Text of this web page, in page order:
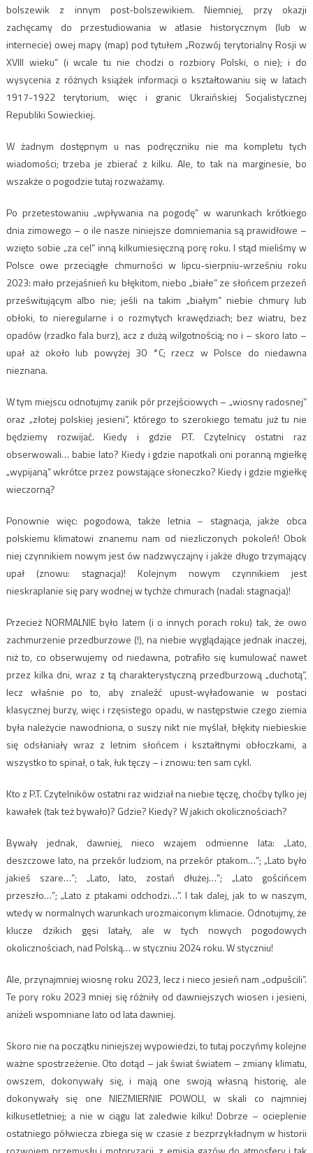
bolszewik z innym post-bolszewikiem. Niemniej, przy okazji
zachęcamy do przestudiowania w atlasie historycznym (lub w
internecie) owej mapy (map) pod tytułem „Rozwój terytorialny Rosji w
XVIII wieku” (i wcale tu nie chodzi o rozbiory Polski, o nie); i do
wysycenia z różnych książek informacji o kształtowaniu się w latach
1917-1922 terytorium, więc i granic Ukraińskiej Socjalistycznej
Republiki Sowieckiej.
W żadnym dostępnym u nas podręczniku nie ma kompletu tych
wiadomości; trzeba je zbierać z kilku. Ale, to tak na marginesie, bo
wszakże o pogodzie tutaj rozważamy.
Po przetestowaniu „wpływania na pogodę” w warunkach krótkiego
dnia zimowego – o ile nasze niniejsze domniemania są prawidłowe –
wzięto sobie „za cel” inną kilkumiesięczną porę roku. I stąd mieliśmy w
Polsce owe przeciągłe chmurności w lipcu-sierpniu-wrześniu roku
2023: mało przejaśnień ku błękitom, niebo „białe” ze słońcem przezeń
prześwitującym albo nie; jeśli na takim „białym” niebie chmury lub
obłoki, to nieregularne i o rozmytych krawędziach; bez wiatru, bez
opadów (rzadko fala burz), acz z dużą wilgotnością; no i – skoro lato –
upał aż około lub powyżej 30 °C; rzecz w Polsce do niedawna
nieznana.
W tym miejscu odnotujmy zanik pór przejściowych – „wiosny radosnej”
oraz „złotej polskiej jesieni”, którego to szerokiego tematu już tu nie
będziemy rozwijać. Kiedy i gdzie P.T. Czytelnicy ostatni raz
obserwowali… babie lato? Kiedy i gdzie napotkali oni poranną mgiełkę
„wypijaną” wkrótce przez powstające słoneczko? Kiedy i gdzie mgiełkę
wieczorną?
Ponownie więc: pogodowa, także letnia – stagnacja, jakże obca
polskiemu klimatowi znanemu nam od niezliczonych pokoleń! Obok
niej czynnikiem nowym jest ów nadzwyczajny i jakże długo trzymający
upał (znowu: stagnacja)! Kolejnym nowym czynnikiem jest
nieskraplanie się pary wodnej w tychże chmurach (nadal: stagnacja)!
Przecież NORMALNIE było latem (i o innych porach roku) tak, że owo
zachmurzenie przedburzowe (!), na niebie wyglądające jednak inaczej,
niż to, co obserwujemy od niedawna, potrafiło się kumulować nawet
przez kilka dni, wraz z tą charakterystyczną przedburzową „duchotą”,
lecz właśnie po to, aby znaleźć upust-wyładowanie w postaci
klasycznej burzy, więc i rzęsistego opadu, w następstwie czego ziemia
była należycie nawodniona, o suszy nikt nie myślał, błękity niebieskie
się odsłaniały wraz z letnim słońcem i kształtnymi obłoczkami, a
wszystko to spinał, o tak, łuk tęczy – i znowu: ten sam cykl.
Kto z P.T. Czytelników ostatni raz widział na niebie tęczę, choćby tylko jej
kawałek (tak też bywało)? Gdzie? Kiedy? W jakich okolicznościach?
Bywały jednak, dawniej, nieco wzajem odmienne lata: „Lato,
deszczowe lato, na przekór ludziom, na przekór ptakom…”; „Lato było
jakieś szare…”; „Lato, lato, zostań dłużej…”; „Lato gościńcem
przeszło…”; „Lato z ptakami odchodzi…”. I tak dalej, jak to w naszym,
wtedy w normalnych warunkach urozmaiconym klimacie. Odnotujmy, że
klucze dzikich gęsi latały, ale w tych nowych pogodowych
okolicznościach, nad Polską… w styczniu 2024 roku. W styczniu!
Ale, przynajmniej wiosnę roku 2023, lecz i nieco jesień nam „odpuścili”.
Te pory roku 2023 mniej się różniły od dawniejszych wiosen i jesieni,
aniżeli wspomniane lato od lata dawniej.
Skoro nie na początku niniejszej wypowiedzi, to tutaj poczyńmy kolejne
ważne spostrzeżenie. Oto dotąd – jak świat światem – zmiany klimatu,
owszem, dokonywały się, i mają one swoją własną historię, ale
dokonywały się one NIEZMIERNIE POWOLI, w skali co najmniej
kilkusetletniej; a nie w ciągu lat zaledwie kilku! Dobrze – ocieplenie
ostatniego półwiecza zbiega się w czasie z bezprzykładnym w historii